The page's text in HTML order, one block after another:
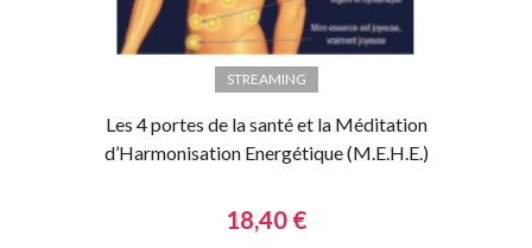
STREAMING
Les 4 portes de la santé et la Méditation
d’Harmonisation Energétique (M.E.H.E.)
18,40 €